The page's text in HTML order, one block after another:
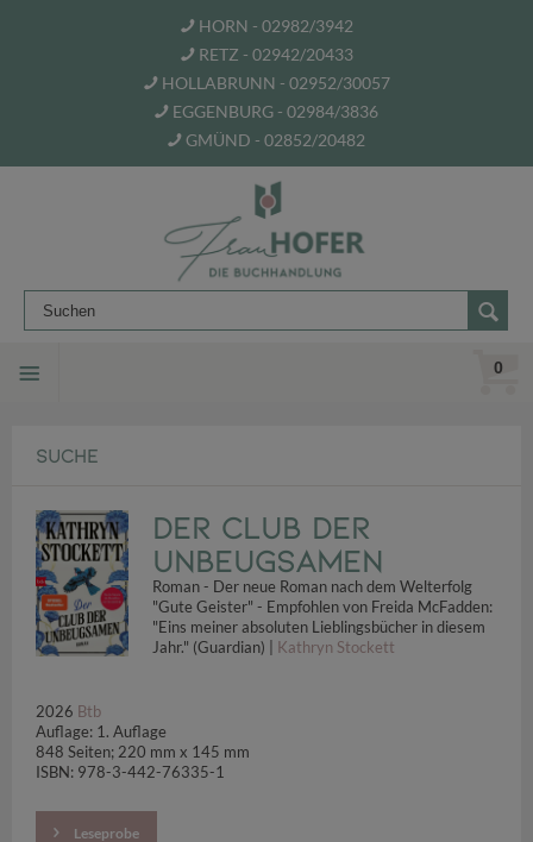
HORN - 02982/3942
RETZ - 02942/20433
HOLLABRUNN - 02952/30057
EGGENBURG - 02984/3836
GMÜND - 02852/20482
0
SUCHE
Der Club der
Unbeugsamen
Roman - Der neue Roman nach dem Welterfolg
"Gute Geister" - Empfohlen von Freida McFadden:
"Eins meiner absoluten Lieblingsbücher in diesem
Jahr." (Guardian) | Kathryn Stockett
2026 Btb
Auflage: 1. Auflage
848 Seiten; 220 mm x 145 mm
ISBN: 978-3-442-76335-1
Leseprobe